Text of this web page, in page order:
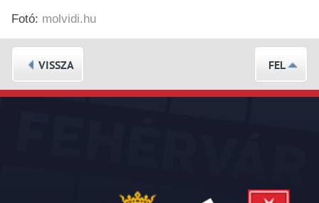
Fotó: molvidi.hu
VISSZA FEL